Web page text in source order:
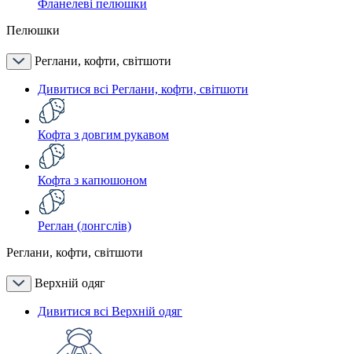
Фланелеві пелюшки
Пелюшки
Реглани, кофти, світшоти
Дивитися всі Реглани, кофти, світшоти
Кофта з довгим рукавом
Кофта з капюшоном
Реглан (лонгслів)
Реглани, кофти, світшоти
Верхній одяг
Дивитися всі Верхній одяг